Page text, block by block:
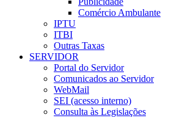
Comércio Ambulante
IPTU
ITBI
Outras Taxas
SERVIDOR
Portal do Servidor
Comunicados ao Servidor
WebMail
SEI (acesso interno)
Consulta às Legislações